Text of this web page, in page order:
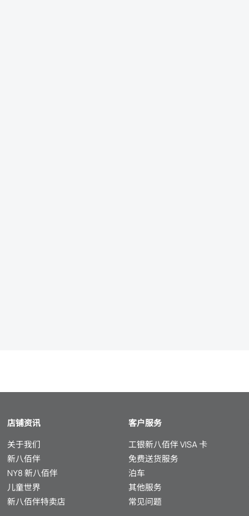
店铺资讯
关于我们
新八佰伴
NY8 新八佰伴
儿童世界
新八佰伴特卖店
客户服务
工银新八佰伴 VISA 卡
免费送货服务
泊车
其他服务
常见问题